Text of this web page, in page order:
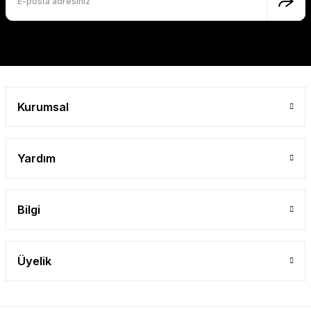
Bu ürüne benzer farklı alternatifler olmalı.
Kurumsal
Yardım
Bilgi
Üyelik